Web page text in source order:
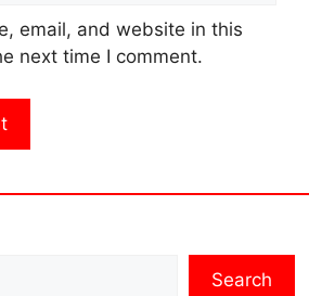
email, and website in this
next time I comment.
Search